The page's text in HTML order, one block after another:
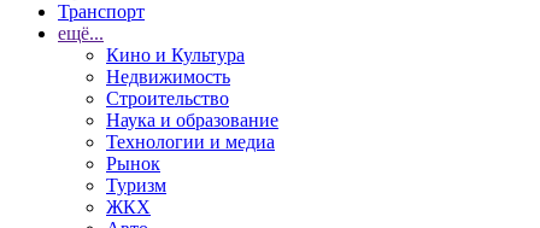
Транспорт
ещё...
Кино и Культура
Недвижимость
Строительство
Наука и образование
Технологии и медиа
Рынок
Туризм
ЖКХ